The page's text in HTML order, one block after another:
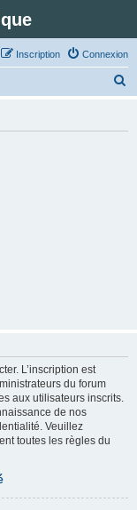
Connexion
Inscription
L’inscription est
du forum
aux utilisateurs inscrits.
de nos
Veuillez
toutes les règles du